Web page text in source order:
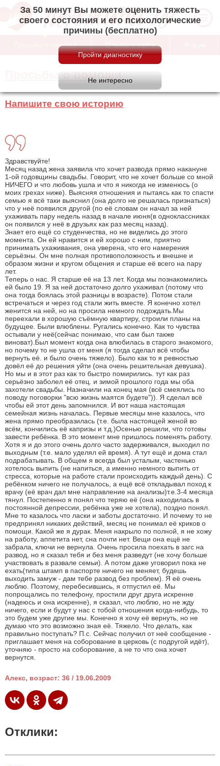
За 50 минут Вы можете оценить тяжесть
своего состояния и его психологические
причины (бесплатно)
Просьбы о помощи Отзывы о сайте
Просьбы о помощи
Напишите свою историю
Здравствуйте!
Месяц назад жена заявила что хочет развода прямо накануне
1-ой годовщины свадьбы. Говорит, что не хочет больше со мной
НИЧЕГО и что любовь ушла и что я никогда не изменюсь (о
моих грехах ниже). Выясняя отношения и пытаясь как то спасти
семью я всё таки выяснил (она долго не решалась признаться)
что у неё появился другой (по её словам он начал за ней
ухаживать пару недель назад в начале июня(в одноклассниках
он появился у неё в друзьях как раз месяц назад).
Знает его ещё со студенчества, но не виделись до этого
момента. Он ей нравится и ей хорошо с ним, приятно
принимать ухаживания, она уверена, что его намерения
серьёзны. Он мне полная противоположность и внешне и
образом жизни и кругом общения и старше её всего на пару
лет.
Теперь о нас. Я старше её на 13 лет. Когда мы познакомились
ей было 19. Я за ней достаточно долго ухаживал (потому что
она тогда боялась этой разницы в возрасте). Потом стали
встречаться и через год стали жить вместе. Я конечно хотел
женится на ней, но на просила немного подождать.Мы
переехали в хорошую съёмную квартиру, строили планы на
будущее. Были влюблены. Ругались конечно. Как то чувства
остывали у неё(сейчас понимаю, что сам был также
виноват).Был момент когда она влюбилась в старого знакомого,
но почему то не ушла от меня (я тогда сделал всё чтобы
вернуть её. и было очень тяжело). Было как то я ревностью
довёл её до решения уйти (она очень решительная девушка).
Но мы и в этот раз как то быстро помирились. тут как раз
серьёзно заболел её отец. и зимой прошлого года мы оба
захотели свадьбы. Назначили на конец мая (всё смеялись по
поводу поговорки "всю жизнь маятся будете")). Я сделал всё
чтобы ей этот день запомнился. И вот наша настоящая
семейная жизнь началась. Первые месяцы мне казалось, что
жена прямо преобразилась (т.е. была настоящей женой во
всём, кончились её капризы и т.д.)Осенью решили, что готовы
завести ребёнка. В это момент мне пришлось поменять работу.
Хотя я и до этого очень долго часто задерживался, выходил по
выходным (т.е. мало уделял ей время). А тут ещё и дома стал
подрабатывать. В общем я всегда был усталым, частенько
хотелось выпить (не напиться, а именно немного выпить от
стресса, которые на работе стали происходить каждый день). С
ребёнком ничего не получалось, а ещё всё откладывал поход к
врачу (её врач дал мне направление на анализы)т.е.3-4 месяца
тянул. Постепенно я понял что теряю её (она находилась в
постоянной депрессии, ребёнка уже не хотела), поздно понял.
Мне то казалось что ласки и заботы достаточно. И почему то не
предпринял никаких действий, месяц не понимал её криков о
помощи. Какой же я дурак. Меня накрыло по полной, я не хожу
на работу, аппетита нет, сна почти нет. Вещи она ещё не
забрала, ключи не вернула. Очень просила поехать в загс на
развод, но я сказал тебя и без меня разведут (не хочу больше
участвовать в развале семьи). А потом даже уговорил пока не
ехать(типа штамп в паспорте ничего не меняет, будешь
выходить замуж - дам тебе развод без проблем). Я её очень
люблю. Поэтому, перебесившись, я отпустил её. Мы
попрощались по телефону, простили друг друга искренне
(надеюсь и она искренне), я сказал, что люблю, но не жду
ничего, если и будут у нас с тобой отношения когда-нибудь, то
это будем уже другие мы. Конечно я хочу её вернуть, но не
думаю что это возможно зная её. Тяжело. Что делать, как
правильно поступать? П.с. Сейчас получил от неё сообщение -
приглашает меня на соборование в церковь (с подругой идёт),
уточняю - просто на соборование, а не то что она хочет
вернутся.
Алекс, возраст: 36 / 19.06.2009
Отклики: